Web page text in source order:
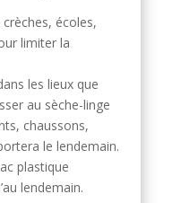
crèches, écoles,
limiter la
les lieux que
au sèche-linge
chaussons,
le lendemain.
plastique
lendemain.